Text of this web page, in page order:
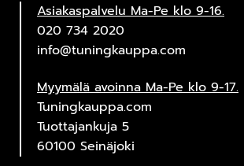
Asiakaspalvelu Ma-Pe klo 9-16.
020 734 2020
info@tuningkauppa.com
Myymälä avoinna Ma-Pe klo 9-17.
Tuningkauppa.com
Tuottajankuja 5
60100 Seinäjoki